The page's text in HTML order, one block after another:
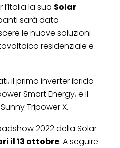
la sua Solar
sarà data
le nuove soluzioni
residenziale e
il primo inverter ibrido
Smart Energy, e il
Tripower X.
2022 della Solar
il 13 ottobre. A seguire